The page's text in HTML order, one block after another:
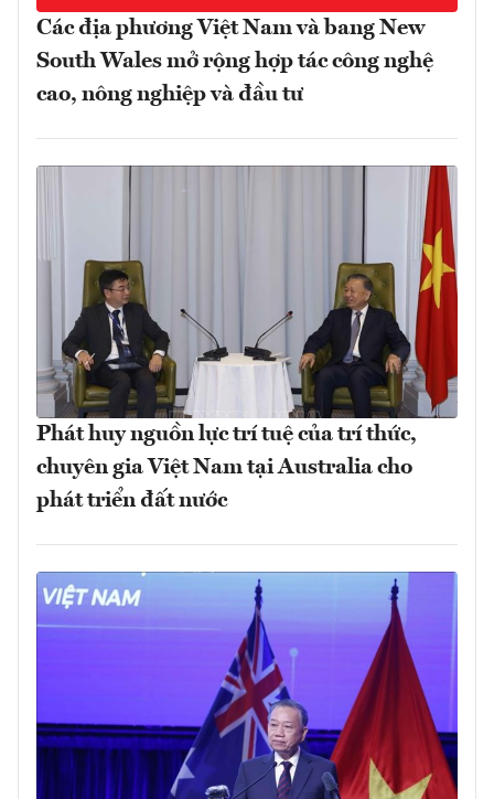
Các địa phương Việt Nam và bang New
South Wales mở rộng hợp tác công nghệ
cao, nông nghiệp và đầu tư
Phát huy nguồn lực trí tuệ của trí thức,
chuyên gia Việt Nam tại Australia cho
phát triển đất nước